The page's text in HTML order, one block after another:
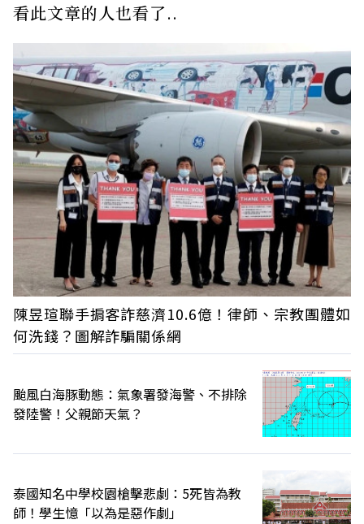
看此文章的人也看了..
陳昱瑄聯手掮客詐慈濟10.6億！律師、宗教團體如
何洗錢？圖解詐騙關係網
颱風白海豚動態：氣象署發海警、不排除
發陸警！父親節天氣？
泰國知名中學校園槍擊悲劇：5死皆為教
師！學生憶「以為是惡作劇」